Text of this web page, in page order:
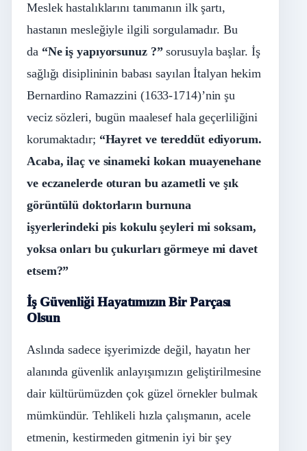
Meslek hastalıklarını tanımanın ilk şartı,
hastanın mesleğiyle ilgili sorgulamadır. Bu
da “Ne iş yapıyorsunuz ?”sorusuyla başlar. İş
sağlığı disiplininin babası sayılan İtalyan hekim
Bernardino Ramazzini (1633-1714)’nin şu
veciz sözleri, bugün maalesef hala geçerliliğini
korumaktadır; “Hayret ve tereddüt ediyorum.
Acaba, ilaç ve sinameki kokan muayenehane
ve eczanelerde oturan bu azametli ve şık
görüntülü doktorların burnuna
işyerlerindeki pis kokulu şeyleri mi soksam,
yoksa onları bu çukurları görmeye mi davet
etsem?”
İş Güvenliği Hayatımızın Bir Parçası
Olsun
Aslında sadece işyerimizde değil, hayatın her
alanında güvenlik anlayışımızın geliştirilmesine
dair kültürümüzden çok güzel örnekler bulmak
mümkündür. Tehlikeli hızla çalışmanın, acele
etmenin, kestirmeden gitmenin iyi bir şey